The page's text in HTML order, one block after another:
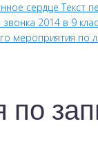
сердце Текст
2014 в 9
мероприятия по
по